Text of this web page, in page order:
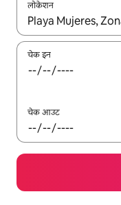
लोकेशन
नतीजों के उपलब्ध होने
चेक इन
चेक आउट